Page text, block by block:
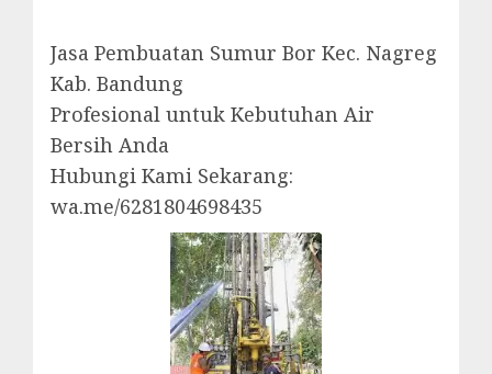
Jasa Pembuatan Sumur Bor Kec. Nagreg
Kab. Bandung
Profesional untuk Kebutuhan Air
Bersih Anda
Hubungi Kami Sekarang:
wa.me/6281804698435